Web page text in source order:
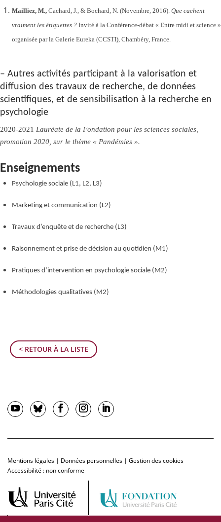
< RETOUR À LA LISTE
Mailliez, M., Cachard, J., & Bochard, N. (Novembre, 2016). Que cachent
vraiment les étiquettes ?Invité à la Conférence-débat « Entre midi et science »
organisée par la Galerie Eureka (CCSTI), Chambéry, France.
– Autres activités participant à la valorisation et
diffusion des travaux de recherche, de données
scientifiques, et de sensibilisation à la recherche en
psychologie
2020-2021 Lauréate de la Fondation pour les sciences sociales,
promotion 2020, sur le thème « Pandémies ».
Enseignements
Psychologie sociale (L1, L2, L3)
Marketing et communication (L2)
Travaux d’enquête et de recherche (L3)
Raisonnement et prise de décision au quotidien (M1)
Pratiques d’intervention en psychologie sociale (M2)
Méthodologies qualitatives (M2)
Mentions légales | Données personnelles | Gestion des cookies
Accessibilité : non conforme